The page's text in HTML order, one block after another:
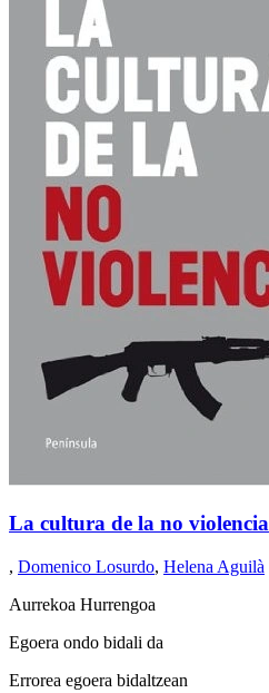
La cultura de la no violencia
, Domenico Losurdo, Helena Aguilà
Aurrekoa Hurrengoa
Egoera ondo bidali da
Errorea egoera bidaltzean